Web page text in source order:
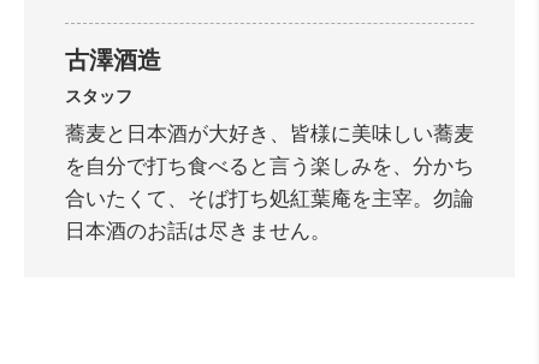
古澤酒造
スタッフ
蕎麦と日本酒が大好き、皆様に美味しい蕎麦
を自分で打ち食べると言う楽しみを、分かち
合いたくて、そば打ち処紅葉庵を主宰。勿論
日本酒のお話は尽きません。